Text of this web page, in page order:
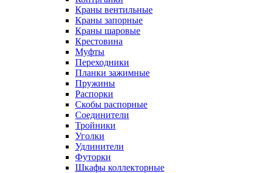
Краны вентильные
Краны запорные
Краны шаровые
Крестовина
Муфты
Переходники
Планки зажимные
Пружины
Распорки
Скобы распорные
Соединители
Тройники
Уголки
Удлинители
Футорки
Шкафы коллекторные